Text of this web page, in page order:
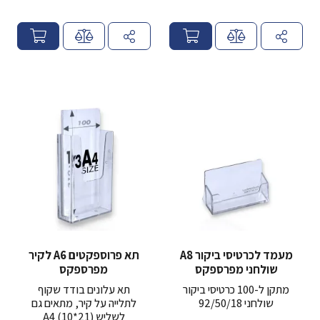
ח
י
ח
י
מעמד לכרטיסי ביקור A8
שולחני מפרספקס
מתקן ל-100 כרטיסי ביקור
שולחני 92/50/18
תא פרוספקטים A6 לקיר
מפרספקס
תא עלונים בודד שקוף
לתלייה על קיר, מתאים גם
לשליש A4 (10*21)